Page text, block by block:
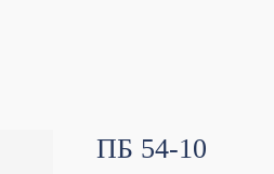
ПБ 54-10